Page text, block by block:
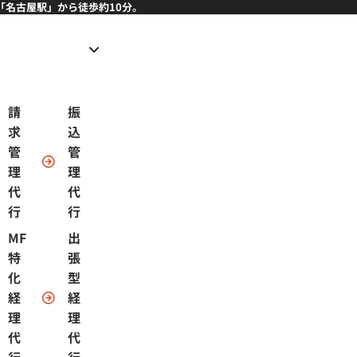
古屋駅」から徒歩約10分。
請
求
管
理
代
行
振
込
管
理
代
行
MF
特
化
経
理
代
出
張
型
経
理
代